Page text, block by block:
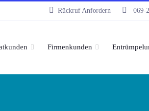
Rückruf Anfordern 069-
Firmenkunden